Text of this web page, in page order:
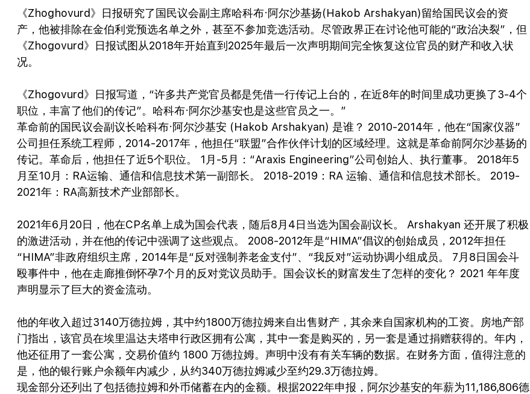
《Zhoghovurd》日报研究了国民议会副主席哈科布·阿尔沙基扬(Hakob Arshakyan)留给国民议会的资
产，他被排除在金伯利党预选名单之外，甚至不参加竞选活动。尽管政界正在讨论他可能的“政治决裂”，但
《Zhogovurd》日报试图从2018年开始直到2025年最后一次声明期间完全恢复这位官员的财产和收入状
况。
《Zhogovurd》日报写道，“许多共产党官员都是凭借一行传记上台的，在近8年的时间里成功更换了3-4个
职位，丰富了他们的传记”。哈科布·阿尔沙基安也是这些官员之一。”
革命前的国民议会副议长哈科布·阿尔沙基安 (Hakob Arshakyan) 是谁？ 2010-2014年，他在“国家仪器”
公司担任系统工程师，2014-2017年，他担任“联盟”合作伙伴计划的区域经理。这就是革命前阿尔沙基扬的
传记。革命后，他担任了近5个职位。 1月-5月：“Araxis Engineering”公司创始人、执行董事。 2018年5
月至10月：RA运输、通信和信息技术第一副部长。 2018-2019：RA 运输、通信和信息技术部长。 2019-
2021年：RA高新技术产业部部长。
2021年6月20日，他在CP名单上成为国会代表，随后8月4日当选为国会副议长。 Arshakyan 还开展了积极
的激进活动，并在他的传记中强调了这些观点。 2008-2012年是“HIMA”倡议的创始成员，2012年担任
“HIMA”非政府组织主席，2014年是“反对强制养老金支付”、“我反对”运动协调小组成员。 7月8日国会斗
殴事件中，他在走廊推倒怀孕7个月的反对党议员助手。国会议长的财富发生了怎样的变化？ 2021 年年度
声明显示了巨大的资金流动。
他的年收入超过3140万德拉姆，其中约1800万德拉姆来自出售财产，其余来自国家机构的工资。房地产部
门指出，该官员在埃里温达夫塔申行政区拥有公寓，其中一套是购买的，另一套是通过捐赠获得的。年内，
他还征用了一套公寓，交易价值约 1800 万德拉姆。声明中没有有关车辆的数据。在财务方面，值得注意的
是，他的银行账户余额年内减少，从约340万德拉姆减少至约29.3万德拉姆。
现金部分还列出了包括德拉姆和外币储蓄在内的金额。根据2022年申报，阿尔沙基安的年薪为11,186,806德